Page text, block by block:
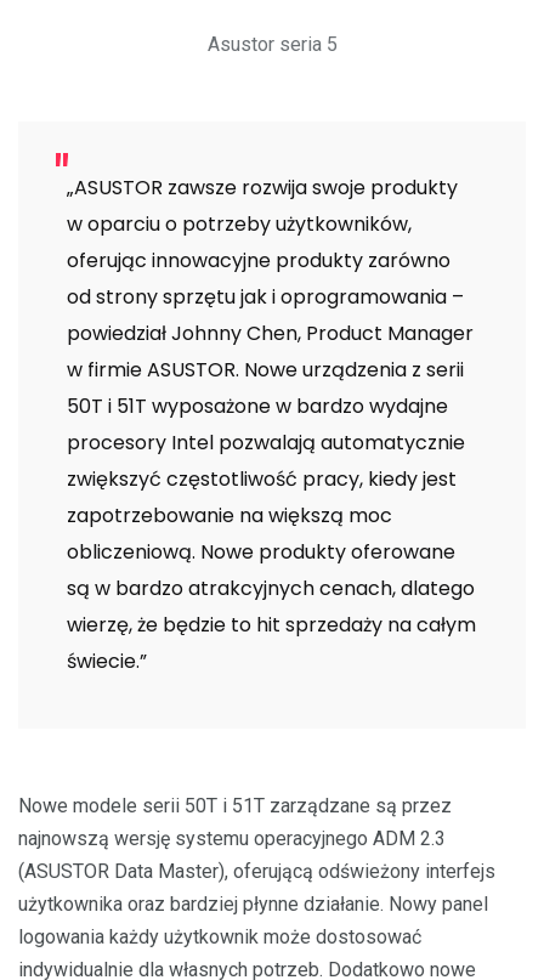
Asustor seria 5
„ASUSTOR zawsze rozwija swoje produkty
w oparciu o potrzeby użytkowników,
oferując innowacyjne produkty zarówno
od strony sprzętu jak i oprogramowania –
powiedział Johnny Chen, Product Manager
w firmie ASUSTOR. Nowe urządzenia z serii
50T i 51T wyposażone w bardzo wydajne
procesory Intel pozwalają automatycznie
zwiększyć częstotliwość pracy, kiedy jest
zapotrzebowanie na większą moc
obliczeniową. Nowe produkty oferowane
są w bardzo atrakcyjnych cenach, dlatego
wierzę, że będzie to hit sprzedaży na całym
świecie.”
Nowe modele serii 50T i 51T zarządzane są przez
najnowszą wersję systemu operacyjnego ADM 2.3
(ASUSTOR Data Master), oferującą odświeżony interfejs
użytkownika oraz bardziej płynne działanie. Nowy panel
logowania każdy użytkownik może dostosować
indywidualnie dla własnych potrzeb. Dodatkowo nowe